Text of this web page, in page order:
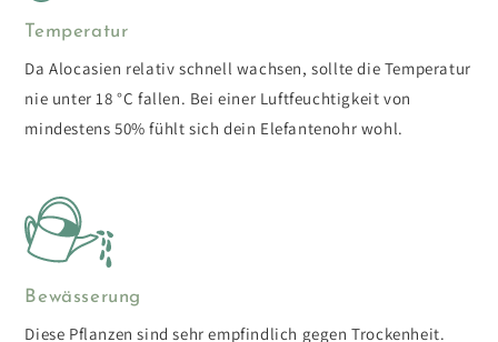
Temperatur
Da Alocasien relativ schnell wachsen, sollte die Temperatur
nie unter 18 °C fallen. Bei einer Luftfeuchtigkeit von
mindestens 50% fühlt sich dein Elefantenohr wohl.
Bewässerung
Diese Pflanzen sind sehr empfindlich gegen Trockenheit.